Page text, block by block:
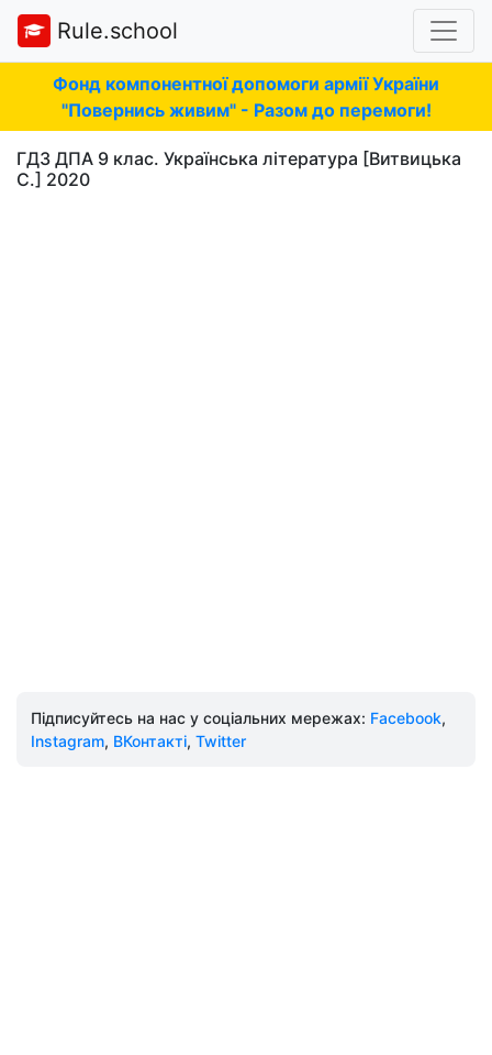
Rule.school
Фонд компонентної допомоги армії України
"Повернись живим" - Разом до перемоги!
ГДЗ ДПА 9 клас. Українська література [Витвицька
С.] 2020
Підписуйтесь на нас у соціальних мережах: Facebook,
Instagram, ВКонтакті, Twitter